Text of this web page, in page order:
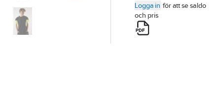
Logga in för att se saldo
och pris